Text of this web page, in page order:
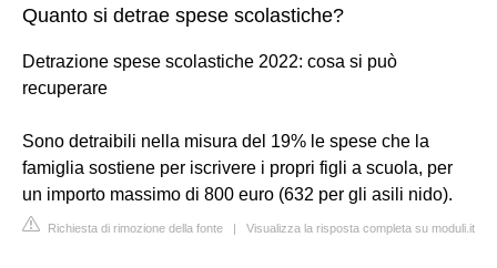
Quanto si detrae spese scolastiche?
Detrazione spese scolastiche 2022: cosa si può
recuperare
Sono detraibili nella misura del 19% le spese che la
famiglia sostiene per iscrivere i propri figli a scuola, per
un importo massimo di 800 euro (632 per gli asili nido).
Richiesta di rimozione della fonte | Visualizza la risposta completa su moduli.it